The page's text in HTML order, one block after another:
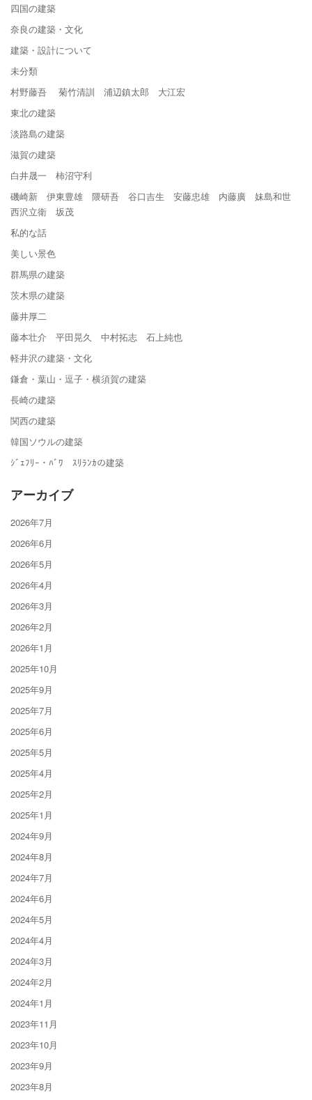
四国の建築
奈良の建築・文化
建築・設計について
未分類
村野藤吾 菊竹清訓 浦辺鎮太郎 大江宏
東北の建築
淡路島の建築
滋賀の建築
白井晟一 柿沼守利
磯崎新 伊東豊雄 隈研吾 谷口吉生 安藤忠雄 内藤廣 妹島和世
西沢立衛 坂茂
私的な話
美しい景色
群馬県の建築
茨木県の建築
藤井厚二
藤本壮介 平田晃久 中村拓志 石上純也
軽井沢の建築・文化
鎌倉・葉山・逗子・横須賀の建築
長崎の建築
関西の建築
韓国ソウルの建築
ｼﾞｪﾌﾘｰ・ﾊﾞﾜ ｽﾘﾗﾝｶの建築
アーカイブ
2026年7月
2026年6月
2026年5月
2026年4月
2026年3月
2026年2月
2026年1月
2025年10月
2025年9月
2025年7月
2025年6月
2025年5月
2025年4月
2025年2月
2025年1月
2024年9月
2024年8月
2024年7月
2024年6月
2024年5月
2024年4月
2024年3月
2024年2月
2024年1月
2023年11月
2023年10月
2023年9月
2023年8月